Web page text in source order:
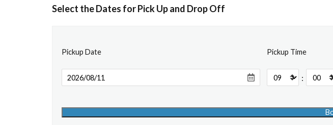
Select the Dates for Pick Up and Drop Off
Pickup Date Pickup Time
: